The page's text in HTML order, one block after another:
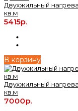
Двухжильный
кв.м
5415р.
В корзину
Двухжильный
кв.м
7000р.